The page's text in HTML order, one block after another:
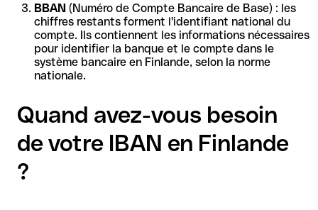
BBAN (Numéro de Compte Bancaire de Base) : les
chiffres restants forment l'identifiant national du
compte. Ils contiennent les informations nécessaires
pour identifier la banque et le compte dans le
système bancaire en Finlande, selon la norme
nationale.
Quand avez-vous besoin
de votre IBAN en Finlande
?